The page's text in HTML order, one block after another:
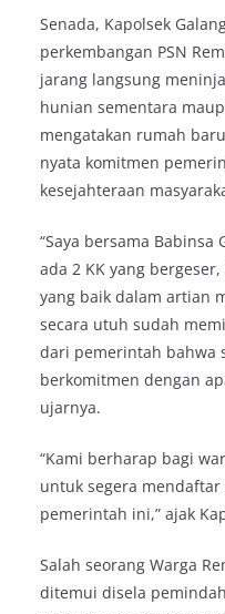
Senada, Kapolsek
perkembangan PSN
jarang langsung
hunian sementara
mengatakan rumah
nyata komitmen
kesejahteraan
“Saya bersama
ada 2 KK yang
yang baik dalam artian
secara utuh sudah
dari pemerintah bahwa
berkomitmen dengan
ujarnya.
“Kami berharap bagi
untuk segera
pemerintah ini,” ajak
Salah seorang Warga
ditemui disela